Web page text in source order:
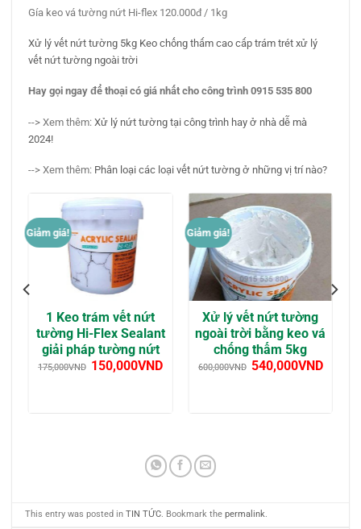
Gía keo vá tường nứt Hi-flex 120.000đ / 1kg
Xử lý vết nứt tường 5kg Keo chống thấm cao cấp trám trét xử lý
vết nứt tường ngoài trời
Hay gọi ngay để thoại có giá nhất cho công trình 0915 535 800
--> Xem thêm:Xử lý nứt tường tại công trình hay ở nhà dễ mà
2024!
--> Xem thêm: Phân loại các loại vết nứt tường ở những vị trí nào?
Giảm giá!
1 Keo trám vết nứt
tường Hi-Flex Sealant
giải pháp tường nứt
175,000VND 150,000VND
Giảm giá!
Xử lý vết nứt tường
ngoài trời bằng keo vá
chống thấm 5kg
600,000VND 540,000VND
This entry was posted inTIN TỨC. Bookmark thepermalink.